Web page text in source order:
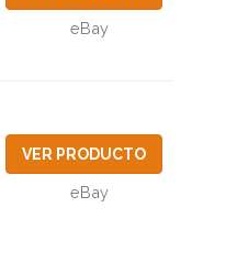
eBay
VER PRODUCTO
eBay